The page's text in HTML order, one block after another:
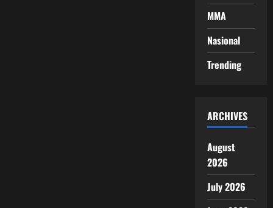
MMA
Nasional
Trending
ARCHIVES
August
2026
July 2026